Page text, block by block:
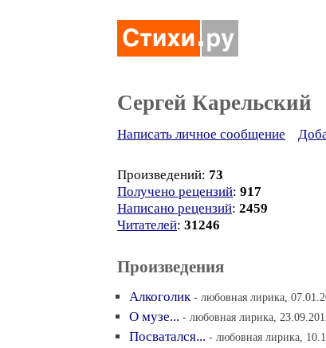
Сергей Карельский
Написать личное сообщение
Произведений: 73
Получено рецензий: 917
Написано рецензий: 2459
Читателей: 31246
Произведения
Алкоголик - любовная лирика,
О музе... - любовная лирика,
Посватался... - любовная лирика,